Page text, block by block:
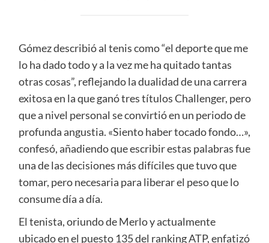
Gómez describió al tenis como “el deporte que me
lo ha dado todo y a la vez me ha quitado tantas
otras cosas”, reflejando la dualidad de una carrera
exitosa en la que ganó tres títulos Challenger, pero
que a nivel personal se convirtió en un periodo de
profunda angustia. «Siento haber tocado fondo…»,
confesó, añadiendo que escribir estas palabras fue
una de las decisiones más difíciles que tuvo que
tomar, pero necesaria para liberar el peso que lo
consume día a día.
El tenista, oriundo de Merlo y actualmente
ubicado en el puesto 135 del ranking ATP, enfatizó